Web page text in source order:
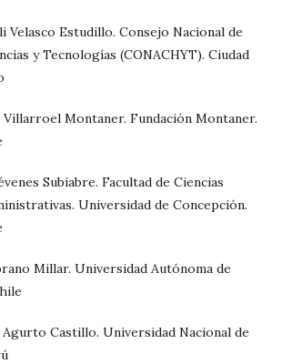
Velasco Estudillo. Consejo Nacional de
y Tecnologías (CONACHYT). Ciudad
Montaner. Fundación Montaner.
Subiabre. Facultad de Ciencias
Universidad de Concepción.
Millar. Universidad Autónoma de
Castillo. Universidad Nacional de